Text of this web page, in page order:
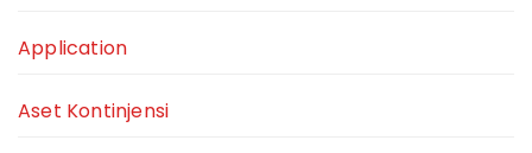
Application
Aset Kontinjensi